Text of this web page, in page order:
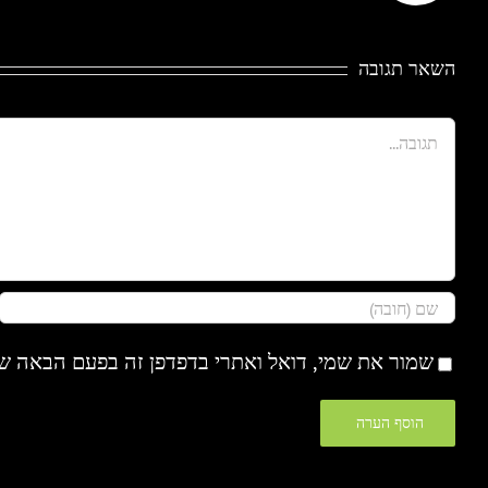
השאר תגובה
הערה
שמור את שמי, דואל ואתרי בדפדפן זה בפעם הבאה